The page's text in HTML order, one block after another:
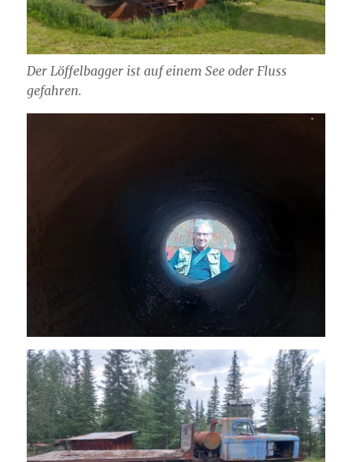
Der Löffelbagger ist auf einem See oder Fluss
gefahren.